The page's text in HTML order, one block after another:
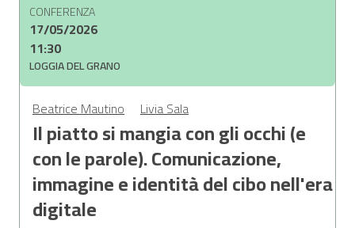
CONFERENZA
17/05/2026
11:30
LOGGIA DEL GRANO
Beatrice Mautino Livia Sala
Il piatto si mangia con gli occhi (e
con le parole). Comunicazione,
immagine e identità del cibo nell'era
digitale